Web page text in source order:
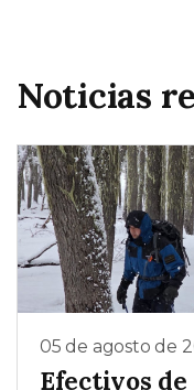
Noticias
05 de agosto de
Efectivos de